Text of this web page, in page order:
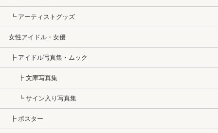
┗ アーティストグッズ
女性アイドル・女優
┣ アイドル写真集・ムック
┣ 文庫写真集
┗ サイン入り写真集
┣ ポスター